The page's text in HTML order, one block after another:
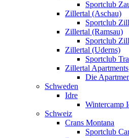
Sportclub
Zillertal (Aschau)
Sportclub
Zillertal (Ramsau)
Sportclub
Zillertal (Uderns)
Sportclub
Zillertal Apartments
Die
Schweden
Idre
Wintercamp
Schweiz
Crans Montana
Sportclub